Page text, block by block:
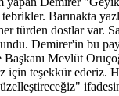
Barınakta
türden dostlar var.
Demirer'in bu
Mevlüt
için teşekkür ederiz.